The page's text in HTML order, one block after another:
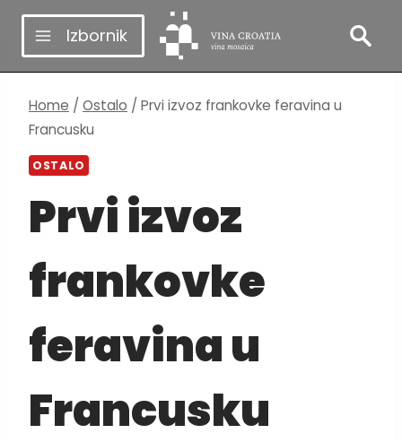
Skip
content
Izbornik
Home / Ostalo / Prvi izvoz frankovke feravina u
Francusku
OSTALO
Prvi izvoz
frankovke
feravina u
Francusku